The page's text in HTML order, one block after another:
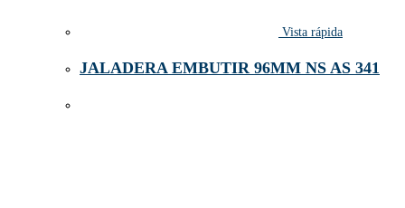
Vista rápida
JALADERA EMBUTIR 96MM NS AS 341